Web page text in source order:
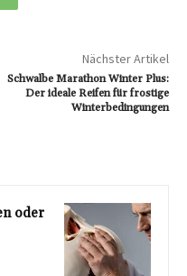
Nächster Artikel
Schwalbe Marathon Winter Plus:
Der ideale Reifen für frostige
Winterbedingungen
oder